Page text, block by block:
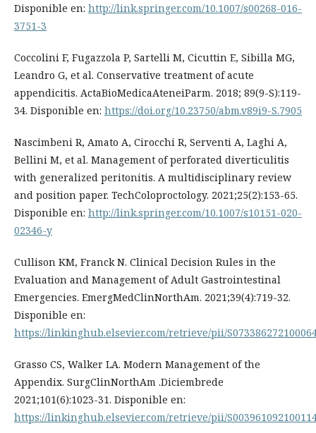
Disponible en: http://link.springer.com/10.1007/s00268-016-
3751-3
Coccolini F, Fugazzola P, Sartelli M, Cicuttin E, Sibilla MG,
Leandro G, et al. Conservative treatment of acute
appendicitis. ActaBioMedicaAteneiParm. 2018; 89(9-S):119-
34. Disponible en: https://doi.org/10.23750/abm.v89i9-S.7905
Nascimbeni R, Amato A, Cirocchi R, Serventi A, Laghi A,
Bellini M, et al. Management of perforated diverticulitis
with generalized peritonitis. A multidisciplinary review
and position paper. TechColoproctology. 2021;25(2):153-65.
Disponible en: http://link.springer.com/10.1007/s10151-020-
02346-y
Cullison KM, Franck N. Clinical Decision Rules in the
Evaluation and Management of Adult Gastrointestinal
Emergencies. EmergMedClinNorthAm. 2021;39(4):719-32.
Disponible en:
https://linkinghub.elsevier.com/retrieve/pii/
Grasso CS, Walker LA. Modern Management of the
Appendix. SurgClinNorthAm .Diciembrede
2021;101(6):1023-31. Disponible en:
https://linkinghub.elsevier.com/retrieve/pii/